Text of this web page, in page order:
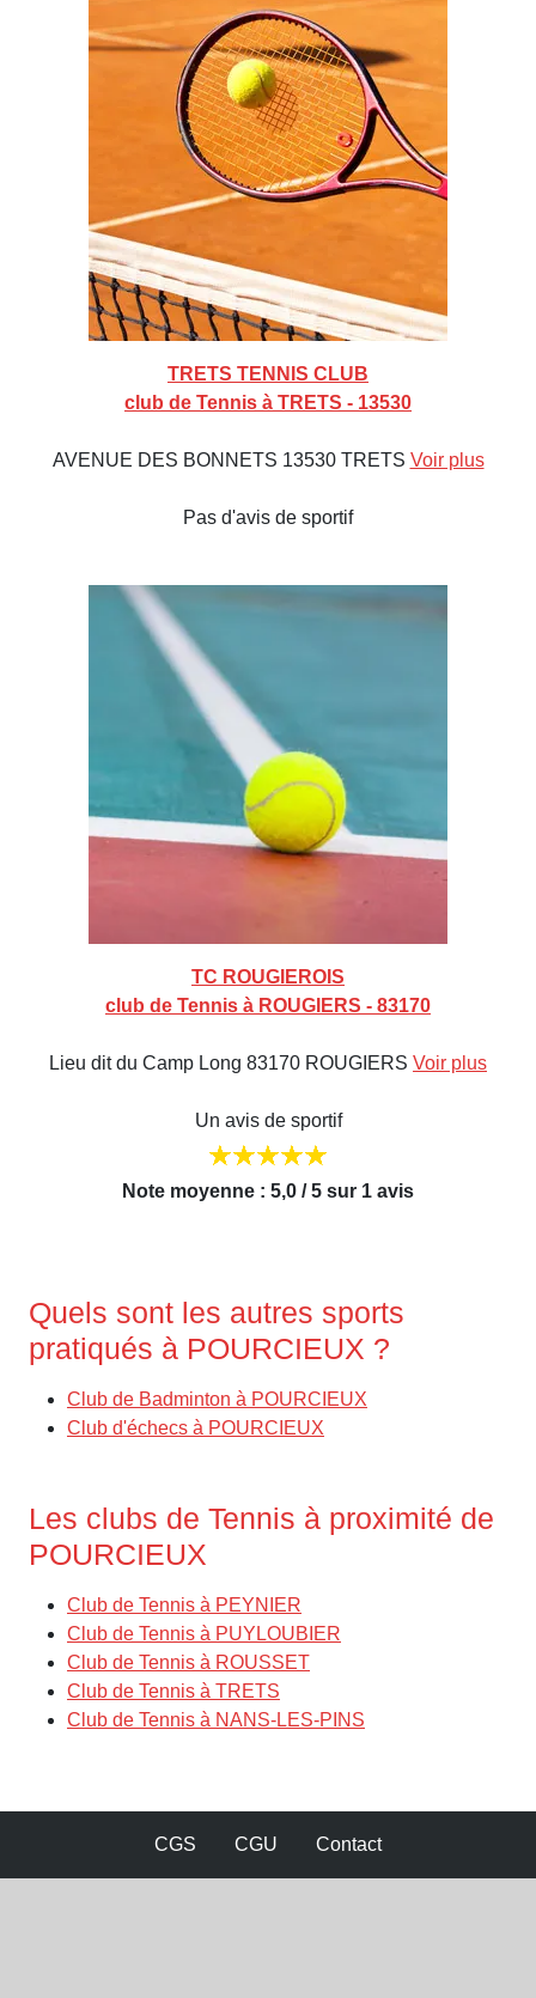
TRETS TENNIS CLUB
club de Tennis à TRETS - 13530
AVENUE DES BONNETS 13530 TRETS Voir plus
Pas d'avis de sportif
TC ROUGIEROIS
club de Tennis à ROUGIERS - 83170
Lieu dit du Camp Long 83170 ROUGIERS Voir plus
Un avis de sportif
Note moyenne : 5,0 / 5 sur 1 avis
Quels sont les autres sports
pratiqués à POURCIEUX ?
Club de Badminton à POURCIEUX
Club d'échecs à POURCIEUX
Les clubs de Tennis à proximité de
POURCIEUX
Club de Tennis à PEYNIER
Club de Tennis à PUYLOUBIER
Club de Tennis à ROUSSET
Club de Tennis à TRETS
Club de Tennis à NANS-LES-PINS
CGS CGU Contact